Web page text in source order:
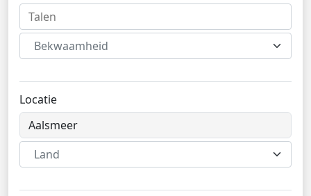
Bekwaamheid
Locatie
Land